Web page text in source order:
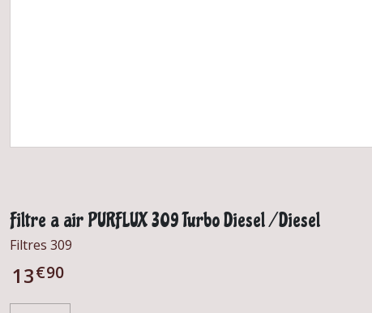
Filtre a air PURFLUX 309 Turbo Diesel / Diesel
Filtres 309
13€90